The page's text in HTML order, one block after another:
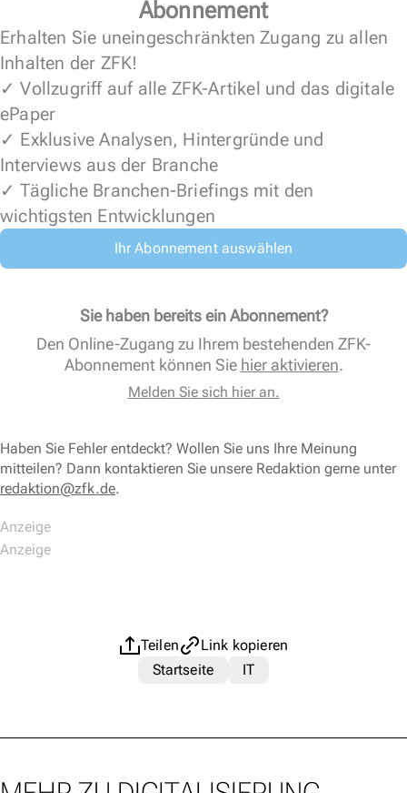
Abonnement
Erhalten Sie uneingeschränkten Zugang zu allen
Inhalten der ZFK!
✓ Vollzugriff auf alle ZFK-Artikel und das digitale
ePaper
✓ Exklusive Analysen, Hintergründe und
Interviews aus der Branche
✓ Tägliche Branchen-Briefings mit den
wichtigsten Entwicklungen
Ihr Abonnement auswählen
Sie haben bereits ein Abonnement?
Den Online-Zugang zu Ihrem bestehenden ZFK-
Abonnement können Sie hier aktivieren.
Melden Sie sich hier an.
Haben Sie Fehler entdeckt? Wollen Sie uns Ihre Meinung
mitteilen? Dann kontaktieren Sie unsere Redaktion gerne unter
redaktion@zfk.de.
Teilen
Link kopieren
Startseite
IT